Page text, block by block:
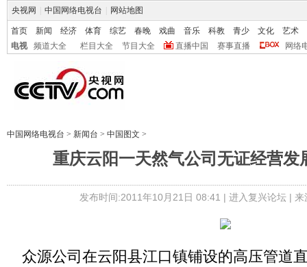
央视网 中国网络电视台 网站地图
首页 新闻 经济 体育 综艺 春晚 戏曲 音乐 科教 青少 文化
艺术
电视
频道大全 栏目大全 节目大全 直播中国 赛事直播 网络
中国网络电视台 > 新闻台 > 中国图文 >
重庆云阳一天然气公司无证经营发
发布时间:2011年10月21日 08:41 | 进入复兴论坛| 来
众源公司在云阳县江口镇铺设的高压管道